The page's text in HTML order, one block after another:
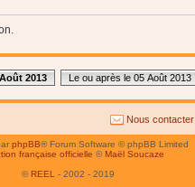
2013 Le ou après le 05 Août 2013
Nous contacter
phpBB® Forum Software © phpBB Limited
française officielle © Maël Soucaze
© REEL - 2002 - 2019